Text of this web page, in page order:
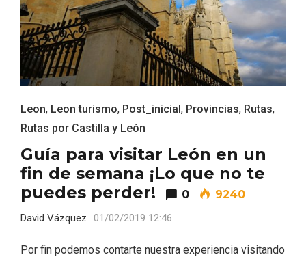
Leon, Leon turismo, Post_inicial, Provincias, Rutas,
Rutas por Castilla y León
Guía para visitar León en un
fin de semana ¡Lo que no te
puedes perder!
0 9240
David Vázquez 01/02/2019 12:46
Por fin podemos contarte nuestra experiencia visitando
Salón Gourmet 2026